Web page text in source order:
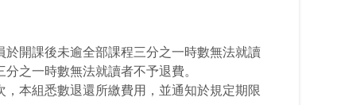
開課後未逾全部課程三分之一時數無法就讀
之一時數無法就讀者不予退費。
本組悉數退還所繳費用，並通知於規定期限